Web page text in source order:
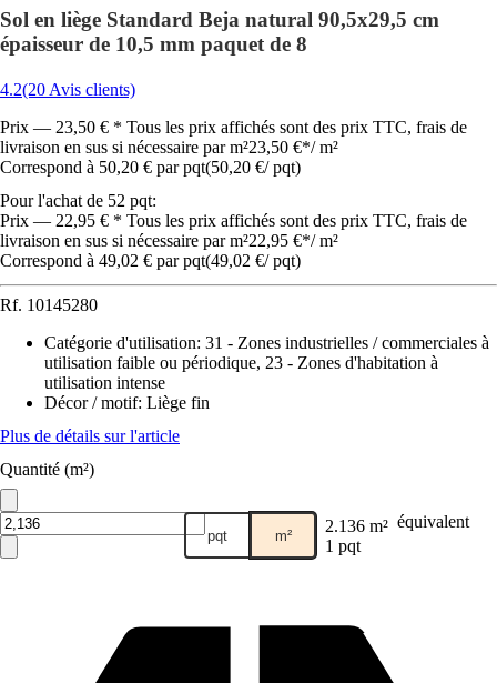
Sol en liège Standard Beja natural 90,5x29,5 cm
épaisseur de 10,5 mm paquet de 8
4.2(20 Avis clients)
Prix — 23,50 € * Tous les prix affichés sont des prix TTC, frais de
livraison en sus si nécessaire par m²23,50 €*/ m²
Correspond à 50,20 € par pqt(50,20 €/ pqt)
Pour l'achat de 52 pqt:
Prix — 22,95 € * Tous les prix affichés sont des prix TTC, frais de
livraison en sus si nécessaire par m²22,95 €*/ m²
Correspond à 49,02 € par pqt(49,02 €/ pqt)
Rf. 10145280
Catégorie d'utilisation: 31 - Zones industrielles / commerciales à
utilisation faible ou périodique, 23 - Zones d'habitation à
utilisation intense
Décor / motif: Liège fin
Plus de détails sur l'article
Quantité (m²)
pqt m² 2.136 m² équivalent
1 pqt